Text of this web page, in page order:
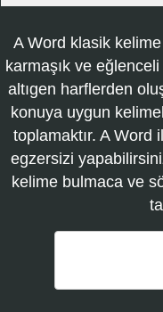
A Word klasik
karmaşık ve
altıgen harflerden
konuya uygun
toplamaktır. A Word
egzersizi
kelime bulmaca ve